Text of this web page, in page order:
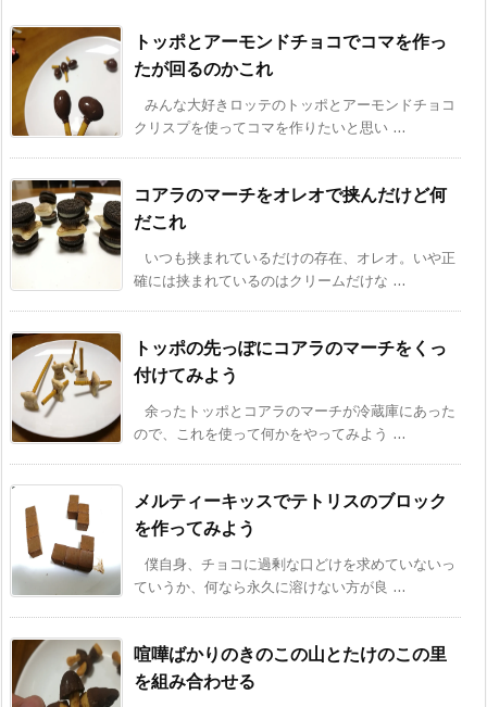
トッポとアーモンドチョコでコマを作っ
たが回るのかこれ
みんな大好きロッテのトッポとアーモンドチョコ
クリスプを使ってコマを作りたいと思い ...
コアラのマーチをオレオで挟んだけど何
だこれ
いつも挟まれているだけの存在、オレオ。いや正
確には挟まれているのはクリームだけな ...
トッポの先っぽにコアラのマーチをくっ
付けてみよう
余ったトッポとコアラのマーチが冷蔵庫にあった
ので、これを使って何かをやってみよう ...
メルティーキッスでテトリスのブロック
を作ってみよう
僕自身、チョコに過剰な口どけを求めていないっ
ていうか、何なら永久に溶けない方が良 ...
喧嘩ばかりのきのこの山とたけのこの里
を組み合わせる